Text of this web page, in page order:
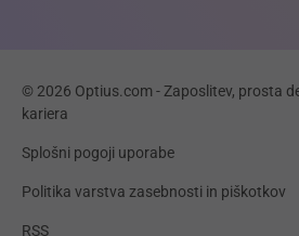
© 2026 Optius.com - Zaposlitev, prosta
kariera
Splošni pogoji uporabe
Politika varstva zasebnosti in piškotkov
RSS